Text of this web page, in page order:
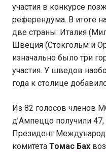
участия в конкурсе
референдума. В итоге
две страны: Италия
Швеция (Стокгольм и
изначально было три
участия. У шведов
года к столице
Из 82 голосов членов
д’Ампеццо получили
Президент
комитета Томас Бах